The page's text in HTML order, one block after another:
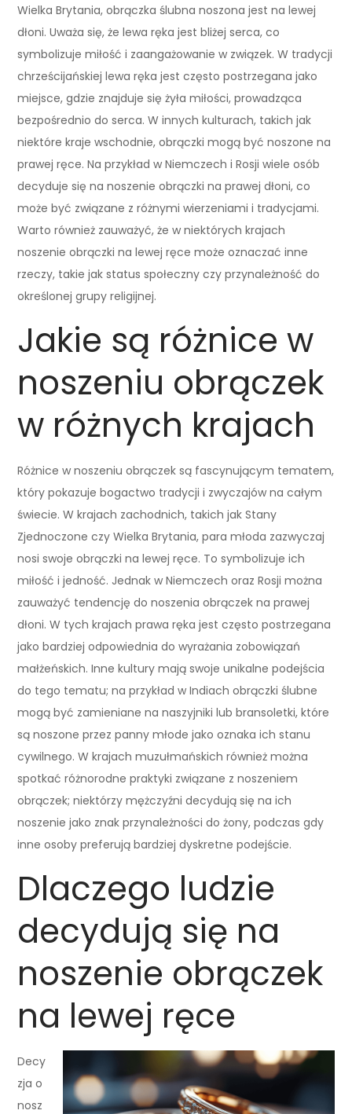
Wielka Brytania, obrączka ślubna noszona jest na lewej
dłoni. Uważa się, że lewa ręka jest bliżej serca, co
symbolizuje miłość i zaangażowanie w związek. W tradycji
chrześcijańskiej lewa ręka jest często postrzegana jako
miejsce, gdzie znajduje się żyła miłości, prowadząca
bezpośrednio do serca. W innych kulturach, takich jak
niektóre kraje wschodnie, obrączki mogą być noszone na
prawej ręce. Na przykład w Niemczech i Rosji wiele osób
decyduje się na noszenie obrączki na prawej dłoni, co
może być związane z różnymi wierzeniami i tradycjami.
Warto również zauważyć, że w niektórych krajach
noszenie obrączki na lewej ręce może oznaczać inne
rzeczy, takie jak status społeczny czy przynależność do
określonej grupy religijnej.
Jakie są różnice w
noszeniu obrączek
w różnych krajach
Różnice w noszeniu obrączek są fascynującym tematem,
który pokazuje bogactwo tradycji i zwyczajów na całym
świecie. W krajach zachodnich, takich jak Stany
Zjednoczone czy Wielka Brytania, para młoda zazwyczaj
nosi swoje obrączki na lewej ręce. To symbolizuje ich
miłość i jedność. Jednak w Niemczech oraz Rosji można
zauważyć tendencję do noszenia obrączek na prawej
dłoni. W tych krajach prawa ręka jest często postrzegana
jako bardziej odpowiednia do wyrażania zobowiązań
małżeńskich. Inne kultury mają swoje unikalne podejścia
do tego tematu; na przykład w Indiach obrączki ślubne
mogą być zamieniane na naszyjniki lub bransoletki, które
są noszone przez panny młode jako oznaka ich stanu
cywilnego. W krajach muzułmańskich również można
spotkać różnorodne praktyki związane z noszeniem
obrączek; niektórzy mężczyźni decydują się na ich
noszenie jako znak przynależności do żony, podczas gdy
inne osoby preferują bardziej dyskretne podejście.
Dlaczego ludzie
decydują się na
noszenie obrączek
na lewej ręce
Decy
zja o
nosz